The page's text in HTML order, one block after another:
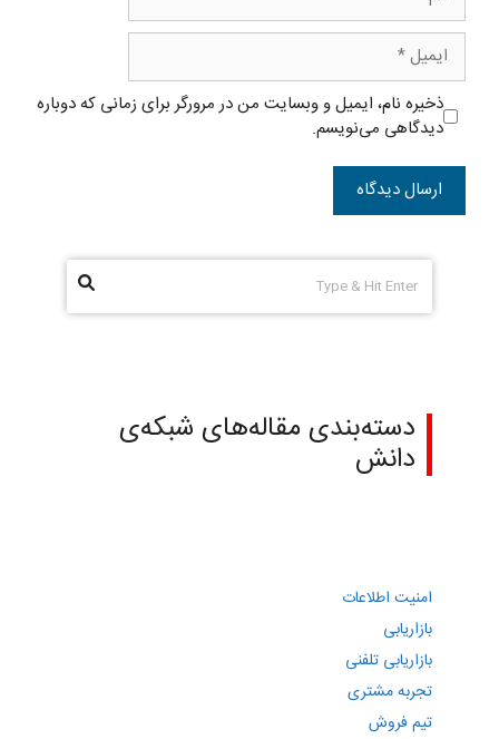
ایمیل
ذخیره نام، ایمیل و وبسایت من در مرورگر برای زمانی که دوباره
دیدگاهی می‌نویسم.
دسته‌بندی مقاله‌های شبکه‌ی
دانش
امنیت اطلاعات
بازاریابی
بازاریابی تلفنی
تجربه مشتری
تیم فروش